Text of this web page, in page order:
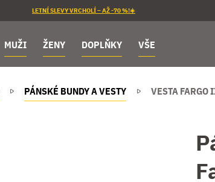
LETNÍ SLEVY VRCHOLÍ – AŽ -70 %!☀️
MUŽI ŽENY DOPLŇKY VŠE
PÁNSKÉ BUNDY A VESTY VESTA FARGO